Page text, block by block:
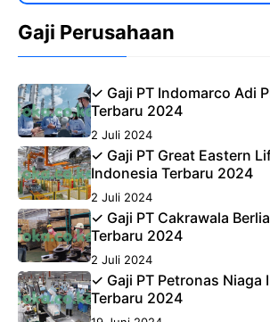
Gaji Perusahaan
✓ Gaji PT Indomarco Adi
Terbaru 2024
2 Juli 2024
✓ Gaji PT Great Eastern
Indonesia Terbaru 2024
2 Juli 2024
✓ Gaji PT Cakrawala
Terbaru 2024
2 Juli 2024
✓ Gaji PT Petronas Niaga
Terbaru 2024